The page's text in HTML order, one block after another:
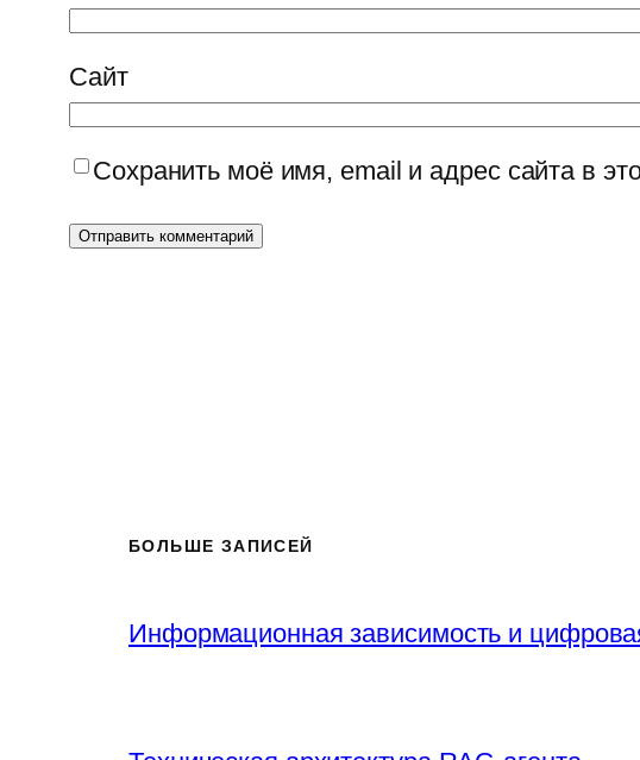
Сайт
Сохранить моё имя, email и адрес сайта в
БОЛЬШЕ ЗАПИСЕЙ
Информационная зависимость и